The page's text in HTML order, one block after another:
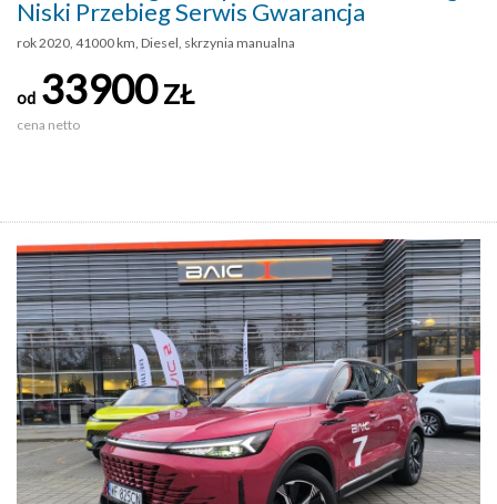
Niski Przebieg Serwis Gwarancja
rok 2020, 41000 km, Diesel, skrzynia manualna
od 33900ZŁ
cena netto